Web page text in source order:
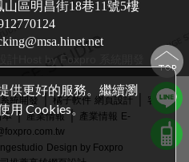
供更好的服務。繼續瀏
用 Cookies。
區明昌街18巷11號5樓
Host by Foxpro 系統開發
統開發 │橘子軟件 網頁設計 │
客戶
本│ 產業情報│ 產業情報
E-
Design by Foxpro